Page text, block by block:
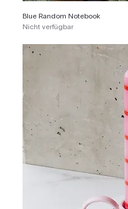
Blue Random Notebook
Nicht verfügbar